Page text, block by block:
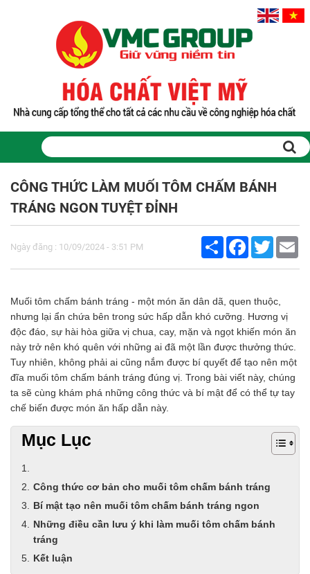
Sản phẩm
PHỤ GIA THỰC PHẨM
Tinh bột biến tính
Hương liệu thực phẩm
Chất phụ gia chống đông vón
Chất phụ gia tạo cấu trúc
Chất phụ gia bảo quản
Chất phụ gia nem giò chả
Chất phụ gia bún mì phở
Chất phụ gia bánh kẹo kem
Chất phụ gia nước giải khát
Chất phụ gia xúc xích
Chất phụ gia nước mắm
Chất phụ gia rau củ quả
Chất phụ gia đậu hũ
HÓA CHẤT TẨY RỬA
Tẩy rửa công nghiệp
Tẩy rửa sinh hoạt
Tẩy rửa ô tô xe máy
Tẩy cáu cặn đường ống
Tẩy rửa khác
CÔNG THỨC LÀM MUỐI TÔM CHẤM BÁNH
TRÁNG NGON TUYỆT ĐỈNH
Ngày đăng : 10/09/2024 - 3:51 PM
Share FacebookTwitter
Muối tôm chấm bánh tráng - một món ăn dân dã, quen thuộc,
nhưng lại ẩn chứa bên trong sức hấp dẫn khó cưỡng. Hương vị
độc đáo, sự hài hòa giữa vị chua, cay, mặn và ngọt khiến món ăn
này trở nên khó quên với những ai đã một lần được thưởng thức.
Tuy nhiên, không phải ai cũng nắm được bí quyết để tạo nên một
đĩa muối tôm chấm bánh tráng đúng vị. Trong bài viết này, chúng
ta sẽ cùng khám phá những công thức và bí mật để có thể tự tay
chế biến được món ăn hấp dẫn này.
Mục Lục
Công thức cơ bản cho muối tôm chấm bánh tráng
Bí mật tạo nên muối tôm chấm bánh tráng ngon
Những điều cần lưu ý khi làm muối tôm chấm bánh
tráng
Kết luận